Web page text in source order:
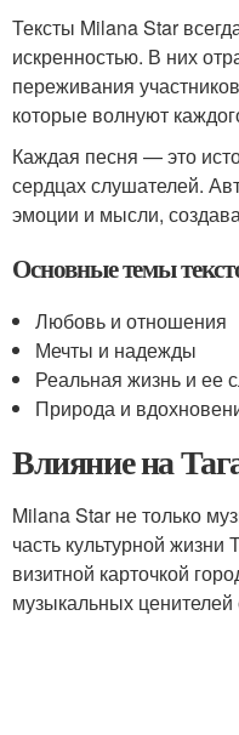
Тексты Milana Star
искренностью. В них
переживания
которые волнуют
Каждая песня — это
сердцах слушателей.
эмоции и мысли,
Основные темы
Любовь и отношения
Мечты и надежды
Реальная жизнь и ее
Природа и
Влияние на
Milana Star не только
часть культурной жизни
визитной карточкой
музыкальных ценителей